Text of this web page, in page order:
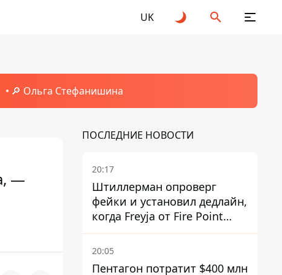
UK
🔎 Ольга Стефанишина
—
ПОСЛЕДНИЕ НОВОСТИ
20:17
Штиллерман опроверг
фейки и установил дедлайн,
когда Freyja от Fire Point
полноценно заработает
против баллистики
20:05
Пентагон потратит $400 млн